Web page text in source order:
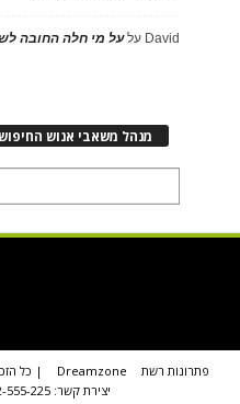
David עלעל מי חלה החובה
מנהל משאבי אנוש
פתרונות רשת Dreamzone | כל
יצירת קשר: 0722-555-225 או news@hrus.co.il